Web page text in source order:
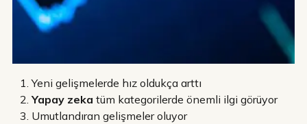
Yeni gelişmelerde hız oldukça arttı
Yapay zeka tüm kategorilerde önemli ilgi görüyor
Umutlandıran gelişmeler oluyor